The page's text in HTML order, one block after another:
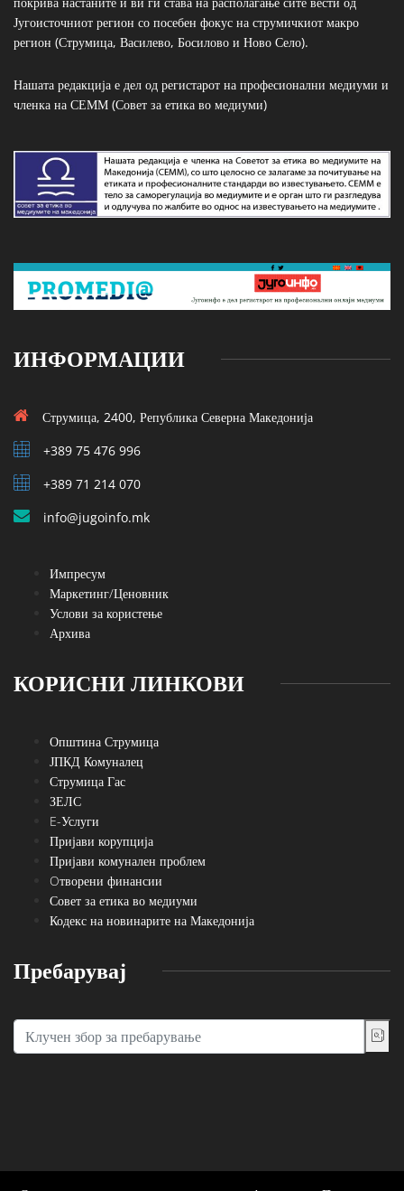
Југоисточниот регион со посебен фокус на струмичкиот макро
регион (Струмица, Василево, Босилово и Ново Село).
Нашата редакција е дел од регистарот на професионални медиуми и
членка на СЕММ (Совет за етика во медиуми)
ИНФОРМАЦИИ
Струмица, 2400, Република Северна Македонија
+389 75 476 996
+389 71 214 070
info@jugoinfo.mk
Импресум
Маркетинг/Ценовник
Услови за користење
Архива
КОРИСНИ ЛИНКОВИ
Општина Струмица
ЈПКД Комуналец
Струмица Гас
ЗЕЛС
E-Услуги
Пријави корупција
Пријави комунален проблем
Oтворени финансии
Совет за етика во медиуми
Кодекс на новинарите на Македонија
Пребарувај